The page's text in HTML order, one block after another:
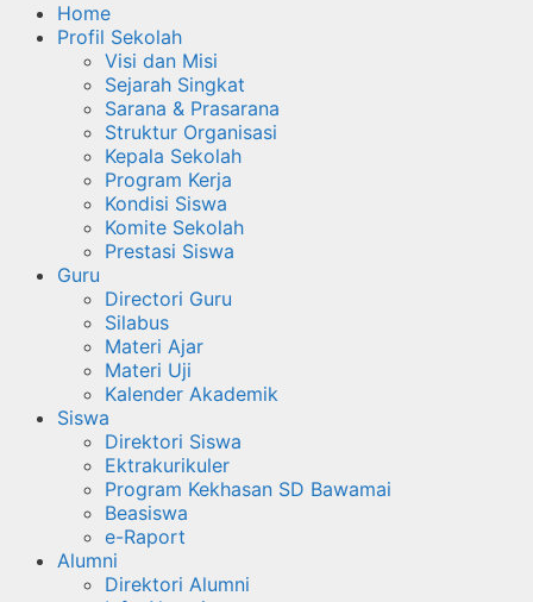
Home
Profil Sekolah
Visi dan Misi
Sejarah Singkat
Sarana & Prasarana
Struktur Organisasi
Kepala Sekolah
Program Kerja
Kondisi Siswa
Komite Sekolah
Prestasi Siswa
Guru
Directori Guru
Silabus
Materi Ajar
Materi Uji
Kalender Akademik
Siswa
Direktori Siswa
Ektrakurikuler
Program Kekhasan SD Bawamai
Beasiswa
e-Raport
Alumni
Direktori Alumni